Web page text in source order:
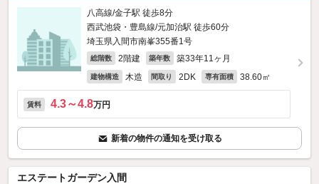
八高線/金子駅 徒歩8分
西武池袋・豊島線/元加治駅 徒歩60分
埼玉県入間市南峯355番1号
総階数 2階建 築年数 築33年11ヶ月
建物構造 木造 間取り 2DK 専有面積 38.60㎡
賃料 4.3～4.8万円
新着の物件の通知を受け取る
エステートガーデン入間